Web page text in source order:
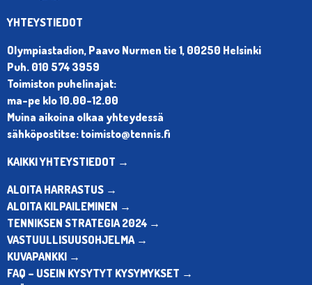
YHTEYSTIEDOT
Olympiastadion, Paavo Nurmen tie 1, 00250 Helsinki
Puh. 010 574 3959
Toimiston puhelinajat:
ma-pe klo 10.00-12.00
Muina aikoina olkaa yhteydessä
sähköpostitse: toimisto@tennis.fi
KAIKKI YHTEYSTIEDOT →
ALOITA HARRASTUS →
ALOITA KILPAILEMINEN →
TENNIKSEN STRATEGIA 2024 →
VASTUULLISUUSOHJELMA →
KUVAPANKKI →
FAQ – USEIN KYSYTYT KYSYMYKSET →